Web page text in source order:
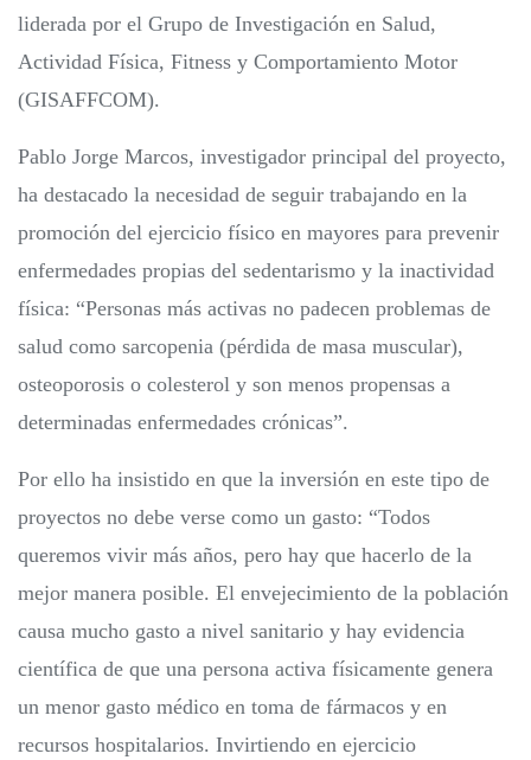
liderada por el Grupo de Investigación en Salud,
Actividad Física, Fitness y Comportamiento Motor
(GISAFFCOM).
Pablo Jorge Marcos, investigador principal del proyecto,
ha destacado la necesidad de seguir trabajando en la
promoción del ejercicio físico en mayores para prevenir
enfermedades propias del sedentarismo y la inactividad
física: “Personas más activas no padecen problemas de
salud como sarcopenia (pérdida de masa muscular),
osteoporosis o colesterol y son menos propensas a
determinadas enfermedades crónicas”.
Por ello ha insistido en que la inversión en este tipo de
proyectos no debe verse como un gasto: “Todos
queremos vivir más años, pero hay que hacerlo de la
mejor manera posible. El envejecimiento de la población
causa mucho gasto a nivel sanitario y hay evidencia
científica de que una persona activa físicamente genera
un menor gasto médico en toma de fármacos y en
recursos hospitalarios. Invirtiendo en ejercicio